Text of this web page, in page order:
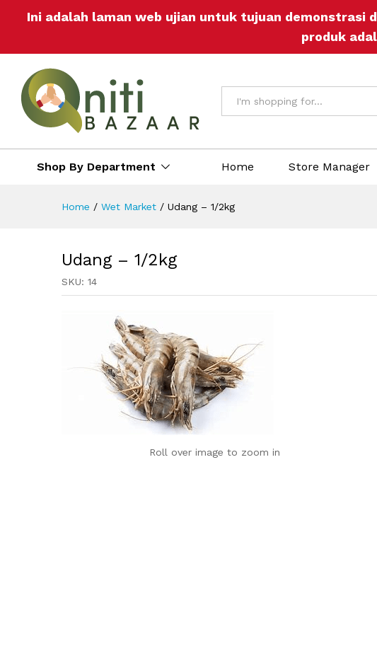
Ini adalah laman web ujian untuk tujuan demonstrasi
produk
Shop By Department Home Store Manager
Home / Wet Market / Udang – 1/2kg
Udang – 1/2kg
SKU: 14
Roll over image to zoom in
Description Reviews (0) More Offers